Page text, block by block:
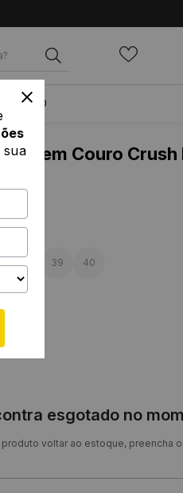
em Couro Crush
39
40
esgotado no
voltar ao estoque, preencha
sua